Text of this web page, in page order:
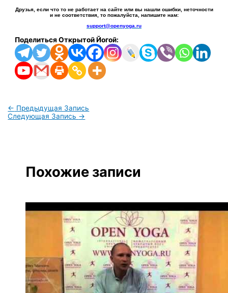
Друзья, если что то не работает на сайте или вы нашли ошибки, неточности
и не соответствия, то пожалуйста, напишите нам:
support@openyoga.ru
Поделиться Открытой Йогой:
← Предыдущая Запись
Следующая Запись →
Похожие записи